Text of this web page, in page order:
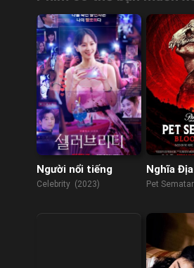
Người nổi tiếng
Celebrity (2023)
Nghĩa
Huyết
Pet